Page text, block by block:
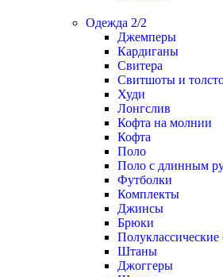
Одежда 2/2
Джемперы
Кардиганы
Свитера
Свитшоты и
Худи
Лонгслив
Кофта на молнии
Кофта
Поло
Поло с длинным
Футболки
Комплекты
Джинсы
Брюки
Штаны
Джоггеры